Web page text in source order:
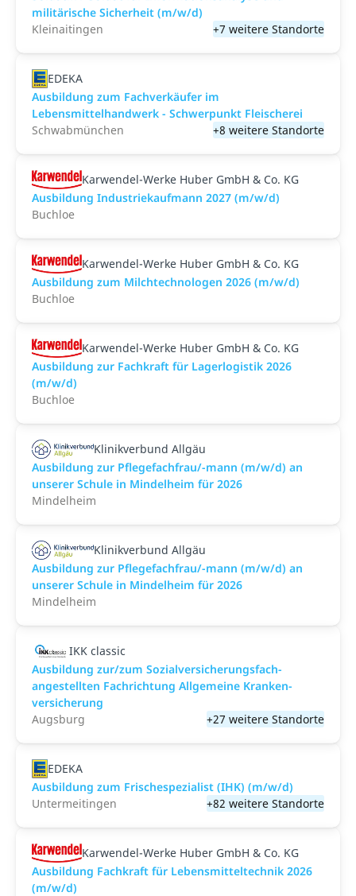
militärische Sicherheit (m/w/d)
Kleinaitingen
+7 weitere Standorte
EDEKA
Ausbildung zum Fachverkäufer im
Lebensmittelhandwerk - Schwerpunkt Fleischerei
Schwabmünchen
+8 weitere Standorte
Karwendel-Werke Huber GmbH & Co. KG
Ausbildung Industriekaufmann 2027 (m/w/d)
Buchloe
Karwendel-Werke Huber GmbH & Co. KG
Ausbildung zum Milchtechnologen 2026 (m/w/d)
Buchloe
Karwendel-Werke Huber GmbH & Co. KG
Ausbildung zur Fachkraft für Lagerlogistik 2026
(m/w/d)
Buchloe
Klinikverbund Allgäu
Ausbildung zur Pflegefachfrau/-mann (m/w/d) an
unserer Schule in Mindelheim für 2026
Mindelheim
Klinikverbund Allgäu
Ausbildung zur Pflegefachfrau/-mann (m/w/d) an
unserer Schule in Mindelheim für 2026
Mindelheim
IKK classic
Aus­bild­ung zur/zum Sozial­versicher­ungs­fach­
angestellten­ Fach­richtung All­gemeine Kranken­
versicher­ung
Augsburg
+27 weitere Standorte
EDEKA
Ausbildung zum Frischespezialist (IHK) (m/w/d)
Untermeitingen
+82 weitere Standorte
Karwendel-Werke Huber GmbH & Co. KG
Ausbildung Fachkraft für Lebensmitteltechnik 2026
(m/w/d)